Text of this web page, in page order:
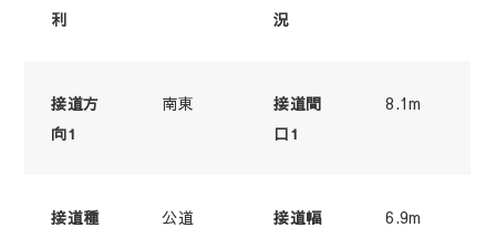
利
況
接道方
向1
南東
接道間
口1
8.1m
接道種
公道
接道幅
6.9m